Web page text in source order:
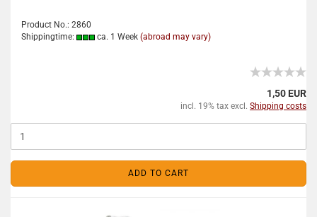
Product No.: 2860
Shippingtime:
ca. 1 Week (abroad may vary)
1,50 EUR
incl. 19% tax excl. Shipping costs
ADD TO CART